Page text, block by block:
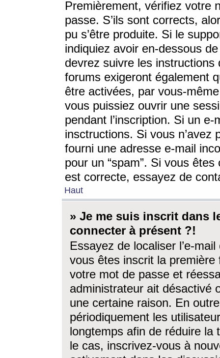
Premièrement, vérifiez votre
passe. S’ils sont corrects,
pu s’être produite. Si le
indiquiez avoir en-dessous
devrez suivre les
forums exigeront également
être activées, par vous-
vous puissiez ouvrir une
pendant l’inscription. Si un
insctructions. Si vous n’avez
fourni une adresse e-mail
pour un “spam”. Si vous
est correcte, essayez de
Haut
» Je me suis inscrit dans
connecter à présent ?!
Essayez de localiser l’e-
vous êtes inscrit la première
votre mot de passe et
administrateur ait désactivé
une certaine raison. En
périodiquement les
longtemps afin de réduire la
le cas, inscrivez-vous à